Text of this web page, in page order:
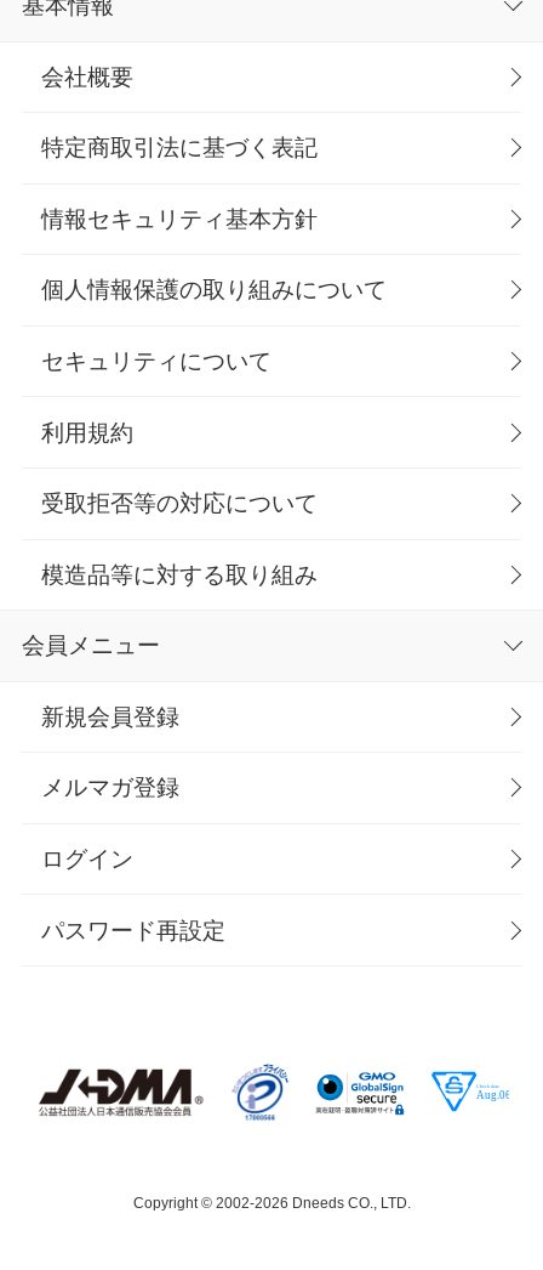
基本情報
会社概要
特定商取引法に基づく表記
情報セキュリティ基本方針
個人情報保護の取り組みについて
セキュリティについて
利用規約
受取拒否等の対応について
模造品等に対する取り組み
会員メニュー
新規会員登録
メルマガ登録
ログイン
パスワード再設定
Copyright © 2002-2026 Dneeds CO., LTD.